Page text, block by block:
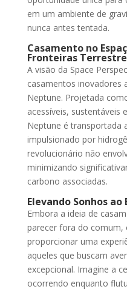
em um ambiente de
nunca antes tentada.
Casamento no
Fronteiras
A visão da Space
casamentos inovadores
Neptune. Projetada
acessíveis, sustentáveis
Neptune é transportada
impulsionado por
revolucionário não
minimizando
carbono associadas.
Elevando Sonhos ao
Embora a ideia de
parecer fora do comum,
proporcionar uma
aqueles que buscam
excepcional. Imagine a
ocorrendo enquanto